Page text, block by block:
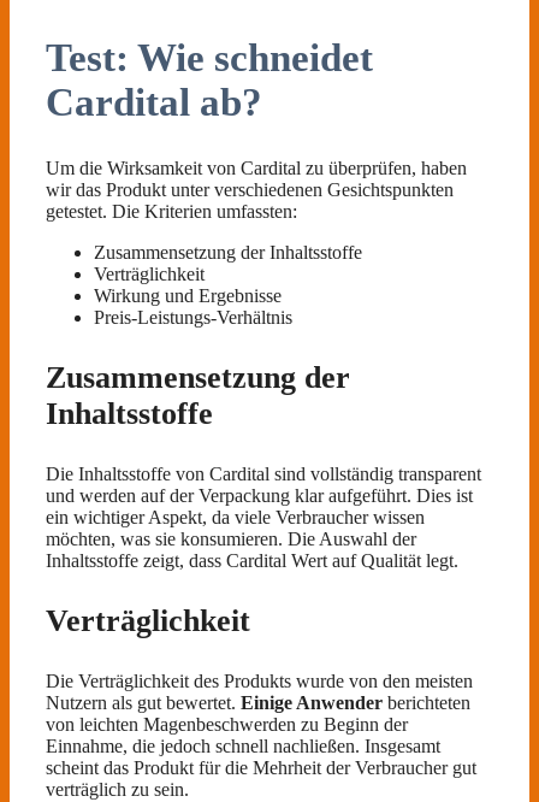
Test: Wie schneidet
Cardital ab?
Um die Wirksamkeit von Cardital zu überprüfen, haben
wir das Produkt unter verschiedenen Gesichtspunkten
getestet. Die Kriterien umfassten:
Zusammensetzung der Inhaltsstoffe
Verträglichkeit
Wirkung und Ergebnisse
Preis-Leistungs-Verhältnis
Zusammensetzung der
Inhaltsstoffe
Die Inhaltsstoffe von Cardital sind vollständig transparent
und werden auf der Verpackung klar aufgeführt. Dies ist
ein wichtiger Aspekt, da viele Verbraucher wissen
möchten, was sie konsumieren. Die Auswahl der
Inhaltsstoffe zeigt, dass Cardital Wert auf Qualität legt.
Verträglichkeit
Die Verträglichkeit des Produkts wurde von den meisten
Nutzern als gut bewertet. Einige Anwender berichteten
von leichten Magenbeschwerden zu Beginn der
Einnahme, die jedoch schnell nachließen. Insgesamt
scheint das Produkt für die Mehrheit der Verbraucher gut
verträglich zu sein.